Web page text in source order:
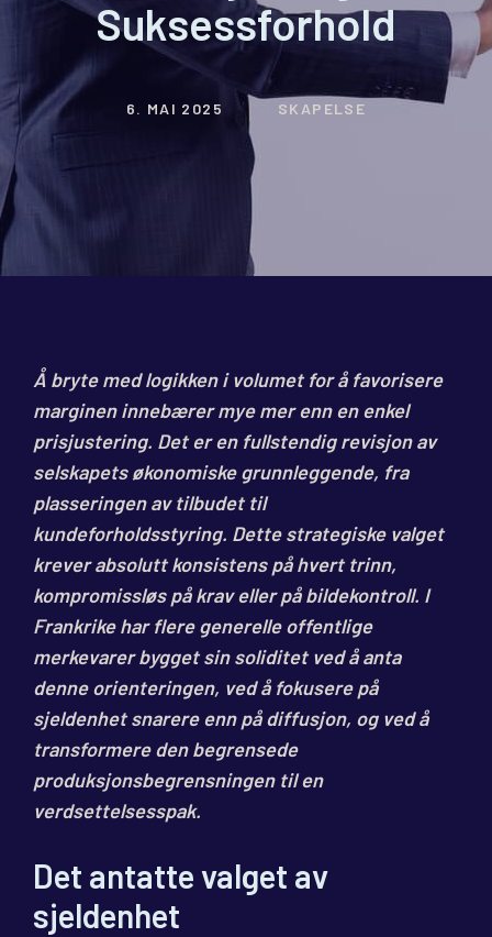
Suksessforhold
6. MAI 2025 SKAPELSE
Å bryte med logikken i volumet for å favorisere
marginen innebærer mye mer enn en enkel
prisjustering. Det er en fullstendig revisjon av
selskapets økonomiske grunnleggende, fra
plasseringen av tilbudet til
kundeforholdsstyring. Dette strategiske valget
krever absolutt konsistens på hvert trinn,
kompromissløs på krav eller på bildekontroll. I
Frankrike har flere generelle offentlige
merkevarer bygget sin soliditet ved å anta
denne orienteringen, ved å fokusere på
sjeldenhet snarere enn på diffusjon, og ved å
transformere den begrensede
produksjonsbegrensningen til en
verdsettelsesspak.
Det antatte valget av
sjeldenhet